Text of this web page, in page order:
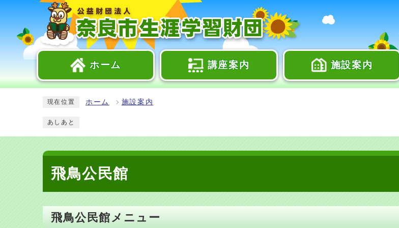
ホーム 講座案内 施設案内
現在位置 ホーム 施設案内
あしあと
飛鳥公民館
飛鳥公民館メニュー